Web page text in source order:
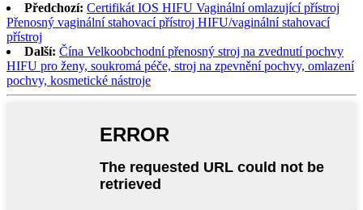
Předchozí: Certifikát IOS HIFU Vaginální omlazující přístroj
Přenosný vaginální stahovací přístroj HIFU/vaginální stahovací
přístroj
Další: Čína Velkoobchodní přenosný stroj na zvednutí pochvy
HIFU pro ženy, soukromá péče, stroj na zpevnění pochvy, omlazení
pochvy, kosmetické nástroje